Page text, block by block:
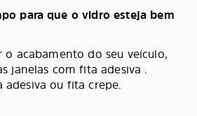
para que o vidro esteja bem
o acabamento do seu veículo,
janelas com fita adesiva .
adesiva ou fita crepe.